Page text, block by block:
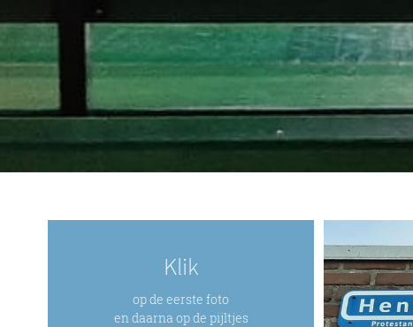
Klik
op de eerste foto
en daarna op de pijltjes